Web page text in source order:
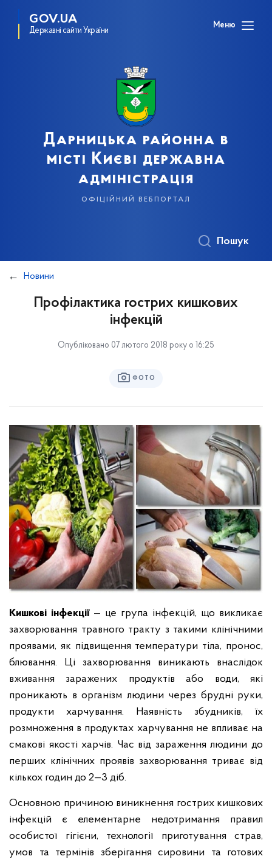
GOV.UA
Державні сайти України
Меню
Дарницька районна в
місті Києві державна
адміністрація
офіційний вебпортал
Пошук
Новини
Профілактика гострих кишкових
інфекцій
Опубліковано 07 лютого 2018 року о 16:25
ФОТО
Кишкові інфекції— це група інфекцій, що викликає
захворювання травного тракту з такими клінічними
проявами, як підвищення температури тіла, пронос,
блювання. Ці захворювання виникають внаслідок
вживання заражених продуктів або води, які
проникають в організм людини через брудні руки,
продукти харчування. Наявність збудників, їх
розмноження в продуктах харчування не впливає на
смакові якості харчів. Час від зараження людини до
перших клінічних проявів захворювання триває від
кількох годин до 2—3 діб.
Основною причиною виникнення гострих кишкових
інфекцій є елементарне недотримання правил
особистої гігієни, технології приготування страв,
умов та термінів зберігання сировини та готових